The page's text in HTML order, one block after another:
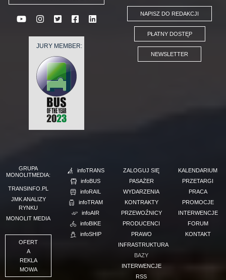
JURY MEMBER:
NAPISZ DO REDAKCJI
PŁATNY DOSTĘP
NEWSLETTER
GRUPA
MONOLITMEDIA:
TRANSINFO.PL
JMK ANALIZY
RYNKU
MONOLIT MEDIA
OFERT
A
REKLA
MOWA
infoTRANS
infoBUS
infoRAIL
infoTRAM
infoAIR
infoBIKE
infoSHIP
ZALOGUJ SIĘ
PASAŻER
WYDARZENIA
KONTRAKTY
PRZEWOŹNICY
PRODUCENCI
PRAWO
INFRASTRUKTURA
BAZY
INTERWENCJE
RSS
KALENDARIUM
PRZETARGI
PRACA
PROMOCJE
INTERWENCJE
FORUM
KONTAKT